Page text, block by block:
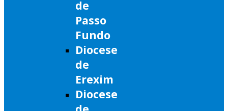
de
Passo
Fundo
Diocese
de
Erexim
Diocese